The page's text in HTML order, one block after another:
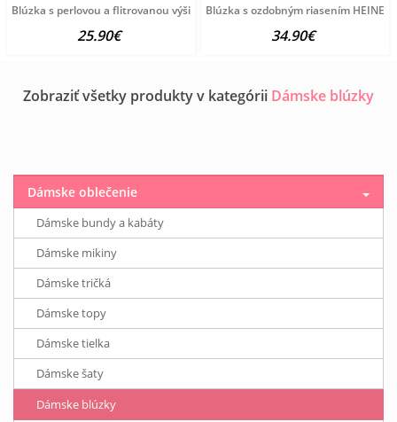
Blúzka s perlovou a flitrovanou výšivkou Aniston,
25.90€
Blúzka s ozdobným riasením HEINE,
34.90€
Zobraziť všetky produkty v kategórii Dámske blúzky
Dámske oblečenie
Dámske bundy a kabáty
Dámske mikiny
Dámske tričká
Dámske topy
Dámske tielka
Dámske šaty
Dámske blúzky